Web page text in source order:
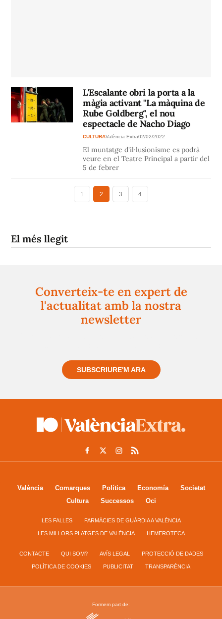
L'Escalante obri la porta a la
màgia activant "La màquina de
Rube Goldberg", el nou
espectacle de Nacho Diago
CULTURAValència Extra02/02/2022
El muntatge d'il·lusionisme es podrà
veure en el Teatre Principal a partir del
5 de febrer
1 2 3 4
El més llegit
Converteix-te en expert de
l'actualitat amb la nostra
newsletter
SUBSCRIURE'M ARA
València Comarques Política Economía
Societat
Cultura
Successos Oci
LES FALLES FARMÀCIES DE GUÀRDIA A VALÈNCIA
LES MILLORS PLATGES DE VALÈNCIA HEMEROTECA
CONTACTE QUI SOM? AVÍS LEGAL PROTECCIÓ DE DADES
POLÍTICA DE COOKIES PUBLICITAT TRANSPARÈNCIA
Formem part de: